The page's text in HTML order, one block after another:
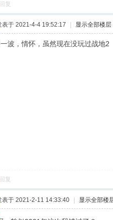
回复
表于 2021-4-4 19:52:17 显示全部楼层
波，情怀，虽然现在没玩过战地2
回复
表于 2021-2-11 14:33:40 显示全部楼